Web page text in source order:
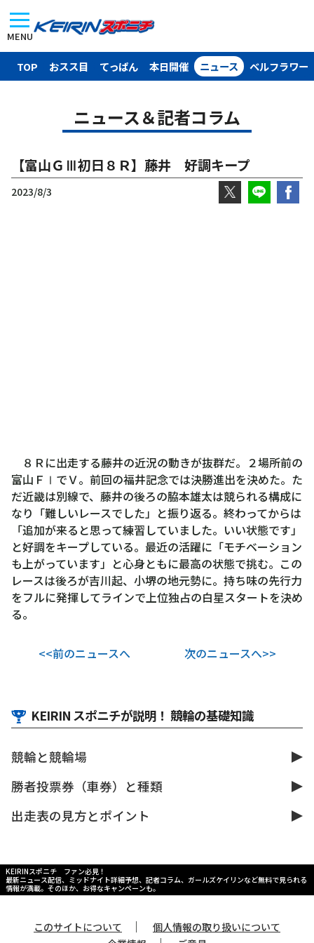
MENU
TOP おスス目 てっぱん 本日開催 ニュース ベルフラワー
ニュース＆記者コラム
【富山ＧⅢ初日８Ｒ】藤井 好調キープ
2023/8/3
８Ｒに出走する藤井の近況の動きが抜群だ。２場所前の
富山ＦⅠでＶ。前回の福井記念では決勝進出を決めた。た
だ近畿は別線で、藤井の後ろの脇本雄太は競られる構成に
なり「難しいレースでした」と振り返る。終わってからは
「追加が来ると思って練習していました。いい状態です」
と好調をキープしている。最近の活躍に「モチベーション
も上がっています」と心身ともに最高の状態で挑む。この
レースは後ろが吉川起、小堺の地元勢に。持ち味の先行力
をフルに発揮してラインで上位独占の白星スタートを決め
る。
<<前のニュースへ 次のニュースへ>>
KEIRIN スポニチが説明！ 競輪の基礎知識
競輪と競輪場
勝者投票券（車券）と種類
出走表の見方とポイント
KEIRINスポニチ ファン必見！
最新ニュース配信、ミッドナイト詳細予想、記者コラム、ガールズケイリンなど無料で見られる
情報が満載。そのほか、お得なキャンペーンも。
このサイトについて ｜
個人情報の取り扱いについて